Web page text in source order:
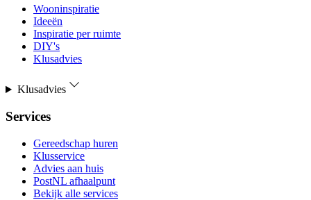
Wooninspiratie
Ideeën
Inspiratie per ruimte
DIY's
Klusadvies
Klusadvies
Services
Gereedschap huren
Klusservice
Advies aan huis
PostNL afhaalpunt
Bekijk alle services